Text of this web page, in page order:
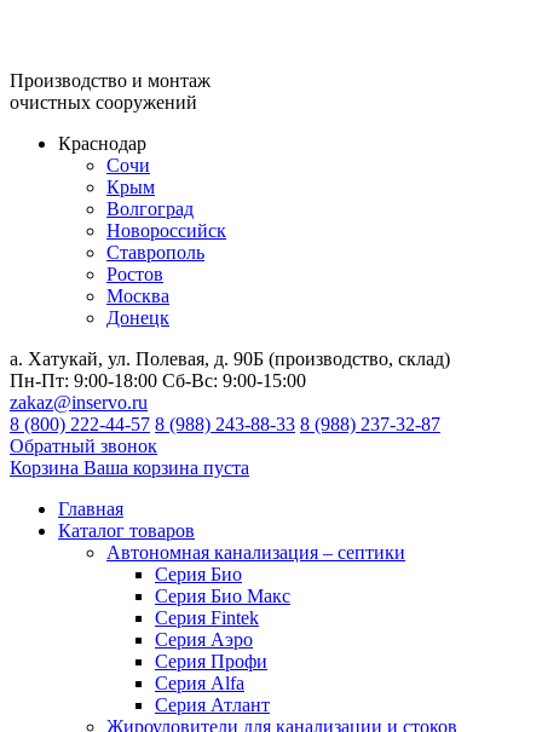
Производство и монтаж
очистных сооружений
Краснодар
Сочи
Крым
Волгоград
Новороссийск
Ставрополь
Ростов
Москва
Донецк
а. Хатукай, ул. Полевая, д. 90Б (производство, склад)
Пн-Пт: 9:00-18:00 Сб-Вс: 9:00-15:00
zakaz@inservo.ru
8 (800) 222-44-57 8 (988) 243-88-33 8 (988) 237-32-87
Обратный звонок
Корзина Ваша корзина пуста
Главная
Каталог товаров
Автономная канализация – септики
Серия Био
Серия Био Макс
Серия Fintek
Серия Аэро
Серия Профи
Серия Alfa
Серия Атлант
Жироуловители для канализации и стоков